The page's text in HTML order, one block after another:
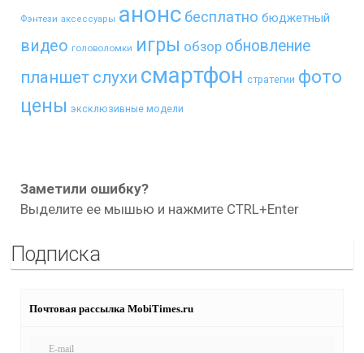
Фэнтези аксессуары анонс бесплатно бюджетный
видео головоломки игры обзор обновление
планшет слухи смартфон стратегии фото
цены эксклюзивные модели
Заметили ошибку?
Выделите ее мышью и нажмите CTRL+Enter
Подписка
Почтовая рассылка MobiTimes.ru